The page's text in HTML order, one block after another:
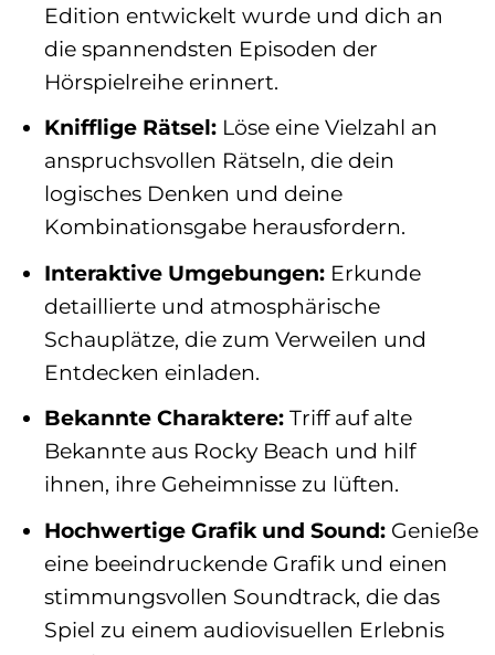
Edition entwickelt wurde und dich an
die spannendsten Episoden der
Hörspielreihe erinnert.
Knifflige Rätsel:Löse eine Vielzahl an
anspruchsvollen Rätseln, die dein
logisches Denken und deine
Kombinationsgabe herausfordern.
Interaktive Umgebungen:Erkunde
detaillierte und atmosphärische
Schauplätze, die zum Verweilen und
Entdecken einladen.
Bekannte Charaktere:Triff auf alte
Bekannte aus Rocky Beach und hilf
ihnen, ihre Geheimnisse zu lüften.
Hochwertige Grafik und Sound:Genieße
eine beeindruckende Grafik und einen
stimmungsvollen Soundtrack, die das
Spiel zu einem audiovisuellen Erlebnis